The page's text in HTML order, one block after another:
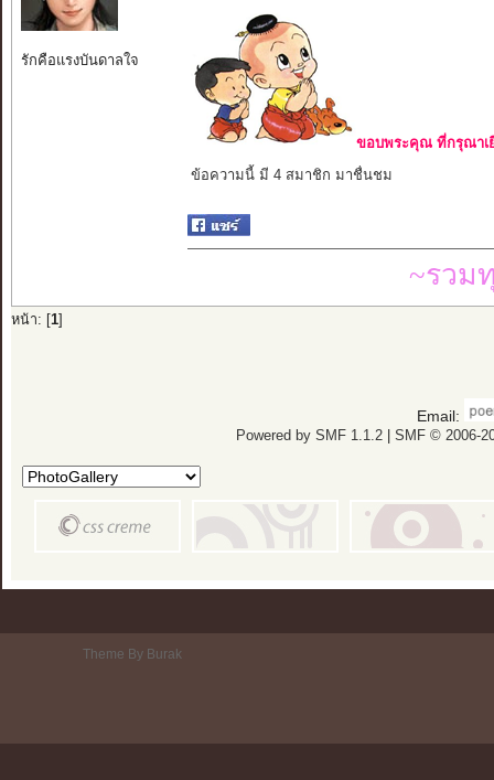
รักคือแรงบันดาลใจ
ขอบพระคุณ ที่กรุณาเ
ข้อความนี้ มี 4 สมาชิก มาชื่นชม
~รวม
หน้า: [ 1]
Email:
Powered by SMF 1.1.2| SMF © 2006-
Theme By Burak